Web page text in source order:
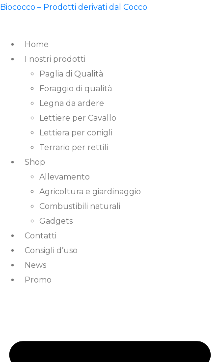
Biococco – Prodotti derivati dal Cocco
Home
I nostri prodotti
Paglia di Qualità
Foraggio di qualità
Legna da ardere
Lettiere per Cavallo
Lettiera per conigli
Terrario per rettili
Shop
Allevamento
Agricoltura e giardinaggio
Combustibili naturali
Gadgets
Contatti
Consigli d’uso
News
Promo